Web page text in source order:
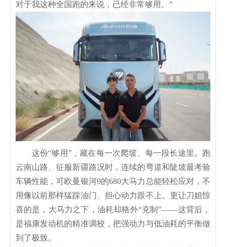
对于我这种全国跑的来说，已经非常够用。”
这份“够用”，藏在每一次爬坡、每一段长途里。跑
云南山路、征服新疆路况时，连续的弯道和陡坡最考验
车辆性能，可欧曼银河9的680大马力总能轻松应对，不
用像以前那样猛踩油门、担心动力跟不上。更让刀姐惊
喜的是，大马力之下，油耗却格外“克制”——这背后，
是福康发动机的精准调校，把强动力与低油耗的平衡做
到了极致。